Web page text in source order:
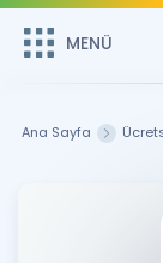
MENÜ
Remzi Hoca ile
MENÜ
Çalışma
Ana Sayfa